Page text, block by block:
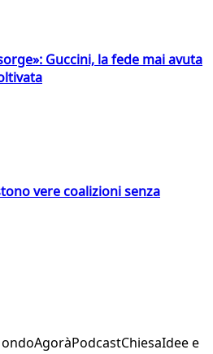
Guccini, la fede mai avuta
vere coalizioni senza
AgoràPodcastChiesaIdee e